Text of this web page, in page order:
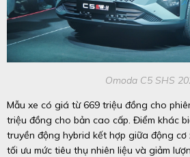
Omoda C5 SHS
Mẫu xe có giá từ 669 triệu đồng cho
triệu đồng cho bản cao cấp. Điểm khác
truyền động hybrid kết hợp giữa động
tối ưu mức tiêu thụ nhiên liệu và giảm